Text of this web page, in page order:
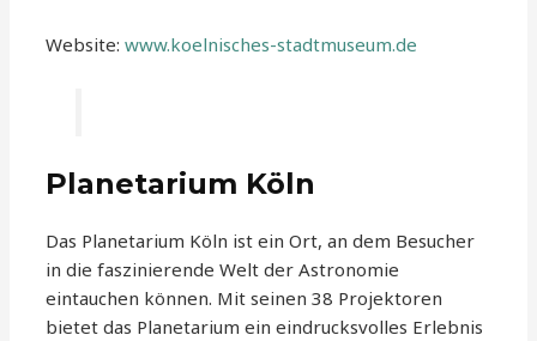
Website:www.koelnisches-stadtmuseum.de
Planetarium Köln
Das Planetarium Köln ist ein Ort, an dem Besucher
in die faszinierende Welt der Astronomie
eintauchen können. Mit seinen 38 Projektoren
bietet das Planetarium ein eindrucksvolles Erlebnis